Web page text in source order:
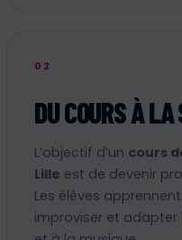
02
DU COURS À LA
L’objectif d’un cours
Lille est de devenir
Les élèves
improviser et adapter